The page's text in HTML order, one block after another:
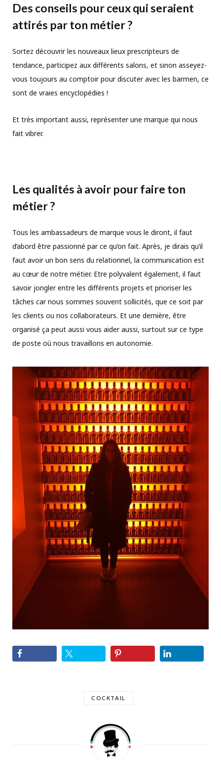
Des conseils pour ceux qui seraient
attirés par ton métier ?
Sortez découvrir les nouveaux lieux prescripteurs de
tendance, participez aux différents salons, et sinon asseyez-
vous toujours au comptoir pour discuter avec les barmen, ce
sont de vraies encyclopédies !
Et très important aussi, représenter une marque qui nous
fait vibrer.
Les qualités à avoir pour faire ton
métier ?
Tous les ambassadeurs de marque vous le diront, il faut
d’abord être passionné par ce qu’on fait. Après, je dirais qu’il
faut avoir un bon sens du relationnel, la communication est
au cœur de notre métier. Etre polyvalent également, il faut
savoir jongler entre les différents projets et prioriser les
tâches car nous sommes souvent sollicités, que ce soit par
les clients ou nos collaborateurs. Et une dernière, être
organisé ça peut aussi vous aider aussi, surtout sur ce type
de poste où nous travaillons en autonomie.
COCKTAIL